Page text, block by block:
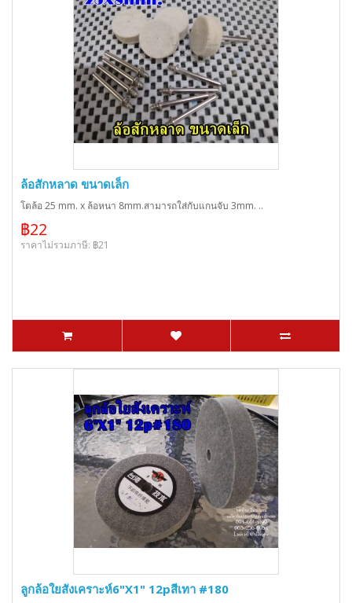
ล้อสักหลาด ขนาดเล็ก
โตล้อ 25 mm. x ล้อหนา 8mm.สามารถใส่กับแกนจับ 3mm. ..
฿22
ราคาไม่รวมภาษี: ฿21
ลูกล้อใยสังเคราะห์6"X1" 12pสีเทา #180